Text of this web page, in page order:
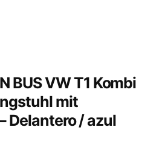
BUS VW T1 Kombi
mit
Delantero / azul